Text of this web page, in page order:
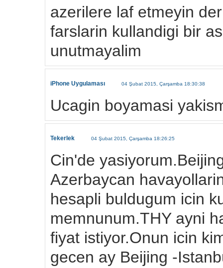
azerilere laf etmeyin
farslarin kullandigi bir
unutmayalim
iPhone Uygulaması 04 Şubat 2015, Çarşamba 18:30:38
Ucagin boyamasi
Tekerlek 04 Şubat 2015, Çarşamba 18:26:25
Cin'de
Azerbaycan
hesapli buldugum icin
memnunum.THY ayni
fiyat istiyor.Onun icin
gecen ay Beijing -